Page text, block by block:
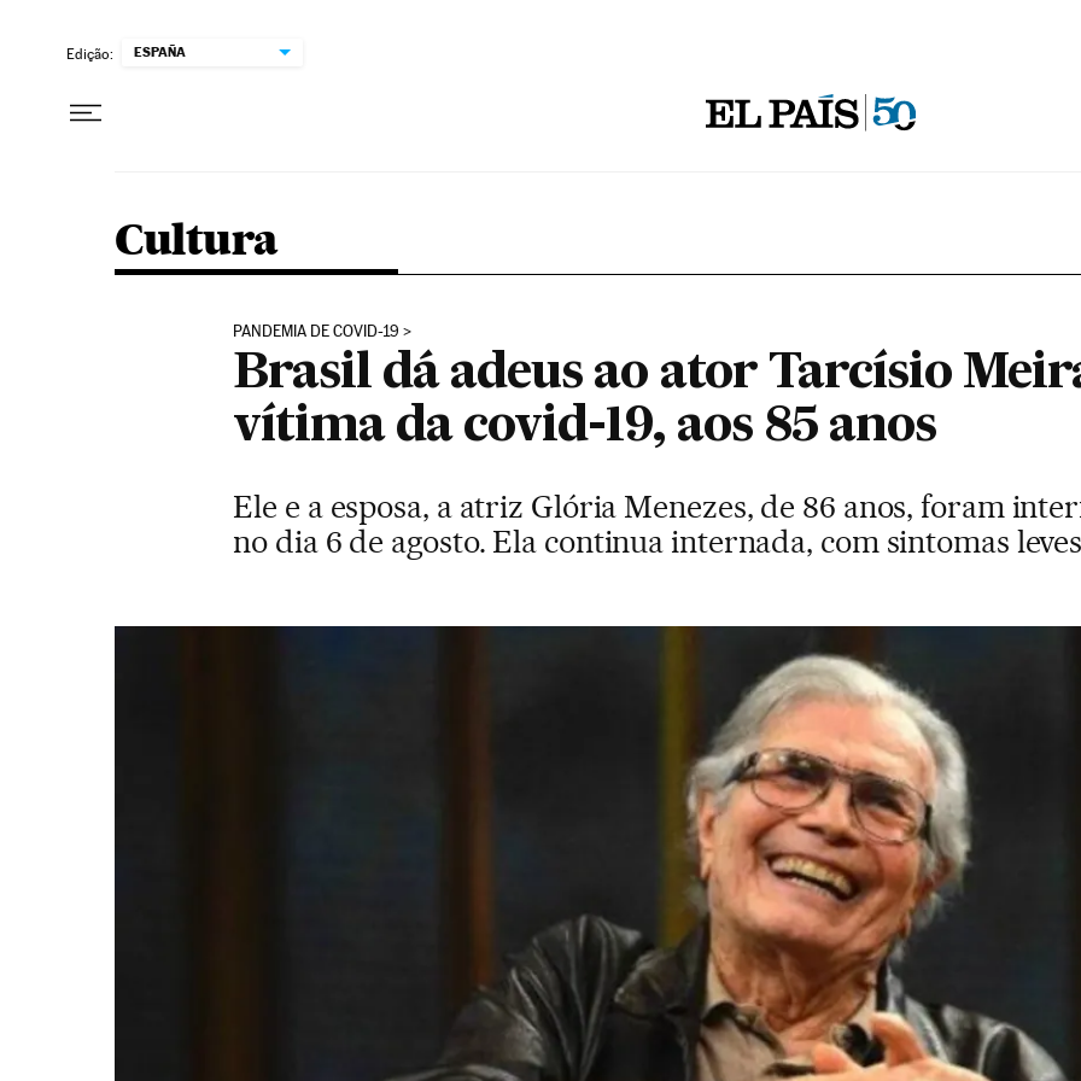
Edição: ESPAÑA
Cultura
PANDEMIA DE COVID-19
Brasil dá adeus ao ator Tarcísio
vítima da covid-19, aos 85 anos
Ele e a esposa, a atriz Glória Menezes, de 86 anos, foram
no dia 6 de agosto. Ela continua internada, com sintomas